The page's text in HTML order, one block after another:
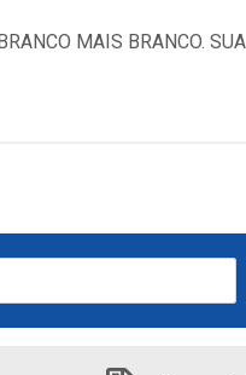
MAIS BRANCO.